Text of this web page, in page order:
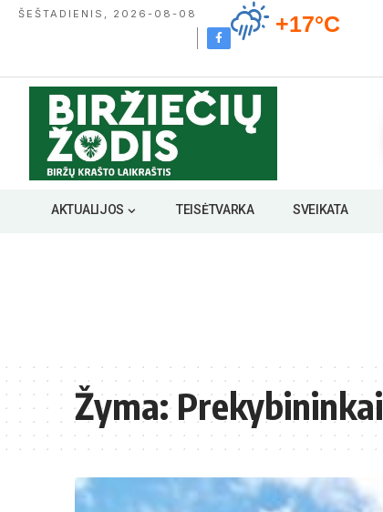
ŠEŠTADIENIS, 2026-08-08 +17°C
AKTUALIJOS TEISĖTVARKA SVEIKATA
Žyma:Prekybininkai